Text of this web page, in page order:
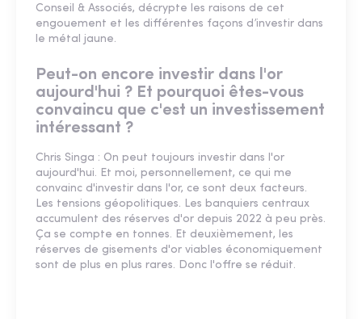
Conseil & Associés, décrypte les raisons de cet
engouement et les différentes façons d’investir dans
le métal jaune.
Peut-on encore investir dans l'or
aujourd'hui ? Et pourquoi êtes-vous
convaincu que c'est un investissement
intéressant ?
Chris Singa : On peut toujours investir dans l'or
aujourd'hui. Et moi, personnellement, ce qui me
convainc d'investir dans l'or, ce sont deux facteurs.
Les tensions géopolitiques. Les banquiers centraux
accumulent des réserves d'or depuis 2022 à peu près.
Ça se compte en tonnes. Et deuxièmement, les
réserves de gisements d'or viables économiquement
sont de plus en plus rares. Donc l'offre se réduit.